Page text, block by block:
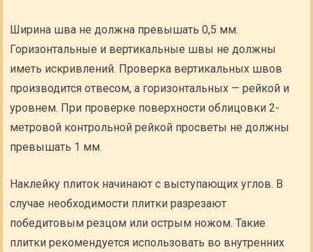
Ширина шва не должна превышать 0,5 мм.
Горизонтальные и вертикальные швы не должны
иметь искривлений. Проверка вертикальных швов
производится отвесом, а горизонтальных — рейкой и
уровнем. При проверке поверхности облицовки 2-
метровой контрольной рейкой просветы не должны
превышать 1 мм.
Наклейку плиток начинают с выступающих углов. В
случае необходимости плитки разрезают
победитовым резцом или острым ножом. Такие
плитки рекомендуется использовать во внутренних